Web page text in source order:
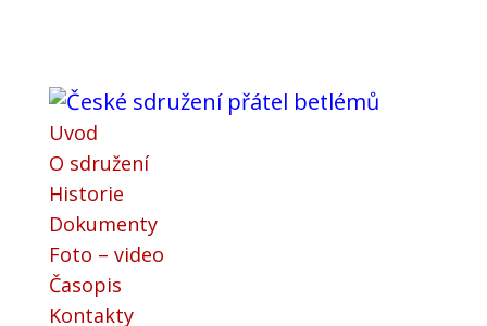
Uvod
O sdružení
Historie
Dokumenty
Foto – video
Časopis
Kontakty